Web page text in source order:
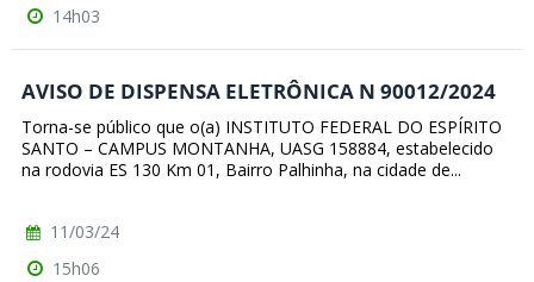
14h03
AVISO DE DISPENSA ELETRÔNICA N 90012/2024
Torna-se público que o(a) INSTITUTO FEDERAL DO ESPÍRITO
SANTO – CAMPUS MONTANHA, UASG 158884, estabelecido
na rodovia ES 130 Km 01, Bairro Palhinha, na cidade de...
11/03/24
15h06